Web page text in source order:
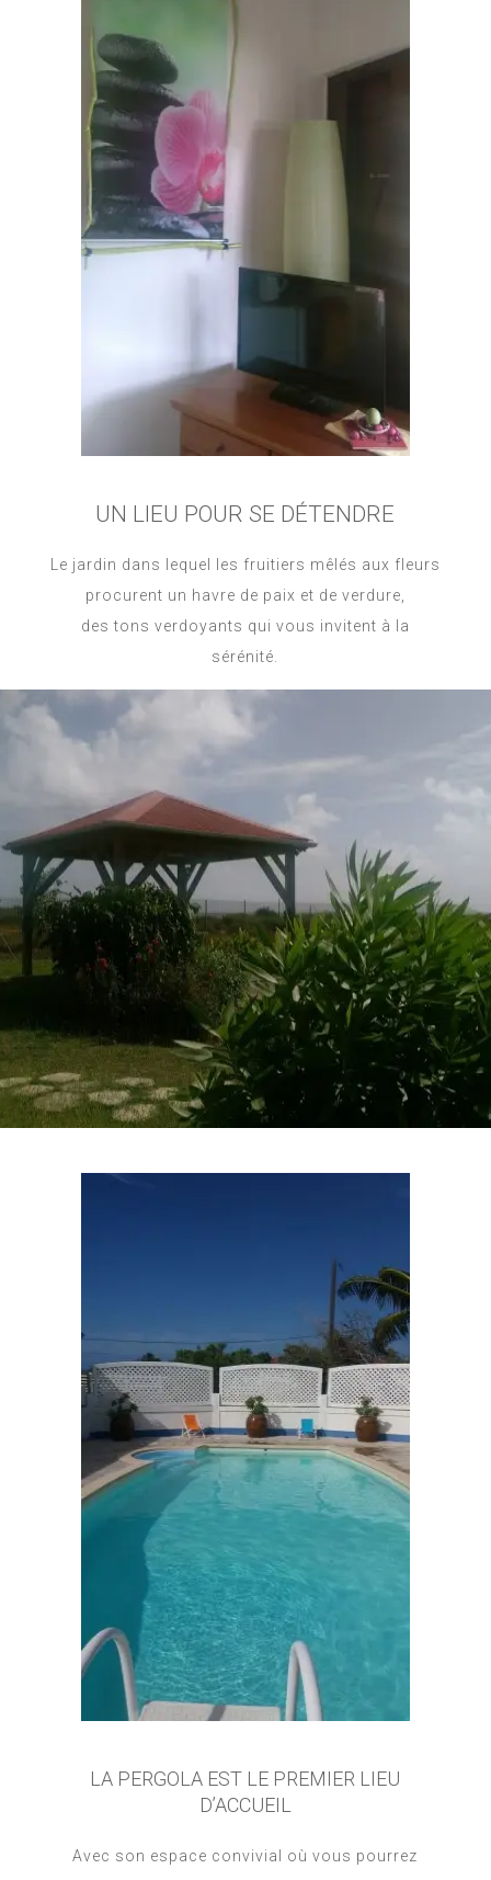
UN LIEU POUR SE DÉTENDRE
Le jardin dans lequel les fruitiers mêlés aux fleurs
procurent un havre de paix et de verdure,
des tons verdoyants qui vous invitent à la
sérénité.
LA PERGOLA EST LE PREMIER LIEU
D’ACCUEIL
Avec son espace convivial où vous pourrez